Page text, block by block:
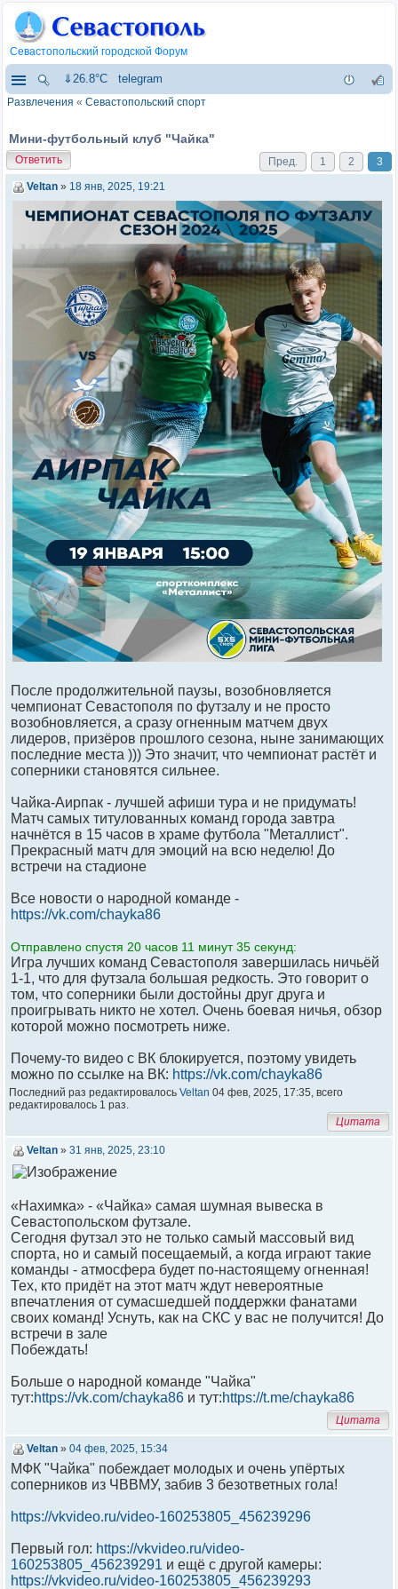
Севастопольский городской Форум
⇓26.8°C telegram
Развлечения « Севастопольский спорт
Мини-футбольный клуб "Чайка"
Ответить Пред. 1 2 3
Veltan » 18 янв, 2025, 19:21
После продолжительной паузы, возобновляется
чемпионат Севастополя по футзалу и не просто
возобновляется, а сразу огненным матчем двух
лидеров, призёров прошлого сезона, ныне занимающих
последние места ))) Это значит, что чемпионат растёт и
соперники становятся сильнее.
Чайка-Аирпак - лучшей афиши тура и не придумать!
Матч самых титулованных команд города завтра
начнётся в 15 часов в храме футбола "Металлист".
Прекрасный матч для эмоций на всю неделю! До
встречи на стадионе
Все новости о народной команде -
https://vk.com/chayka86
Отправлено спустя 20 часов 11 минут 35 секунд:
Игра лучших команд Севастополя завершилась ничьёй
1-1, что для футзала большая редкость. Это говорит о
том, что соперники были достойны друг друга и
проигрывать никто не хотел. Очень боевая ничья, обзор
которой можно посмотреть ниже.
Почему-то видео с ВК блокируется, поэтому увидеть
можно по ссылке на ВК: https://vk.com/chayka86
Последний раз редактировалось Veltan 04 фев, 2025, 17:35, всего
редактировалось 1 раз.
Цитата
Veltan » 31 янв, 2025, 23:10
«Нахимка» - «Чайка» самая шумная вывеска в
Севастопольском футзале.
Сегодня футзал это не только самый массовый вид
спорта, но и самый посещаемый, а когда играют такие
команды - атмосфера будет по-настоящему огненная!
Тех, кто придёт на этот матч ждут невероятные
впечатления от сумасшедшей поддержки фанатами
своих команд! Уснуть, как на СКС у вас не получится! До
встречи в зале
Побеждать!
Больше о народной команде "Чайка"
тут:https://vk.com/chayka86 и тут:https://t.me/chayka86
Цитата
Veltan » 04 фев, 2025, 15:34
МФК "Чайка" побеждает молодых и очень упёртых
соперников из ЧВВМУ, забив 3 безответных гола!
https://vkvideo.ru/video-160253805_456239296
Первый гол: https://vkvideo.ru/video-
160253805_456239291 и ещё с другой камеры:
https://vkvideo.ru/video-160253805_456239293